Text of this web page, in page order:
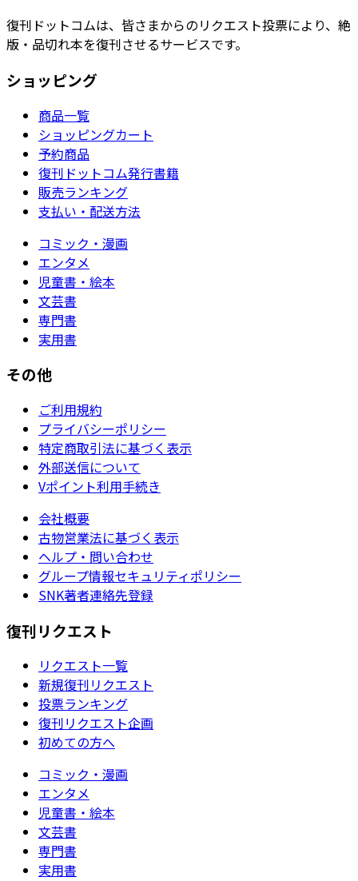
復刊ドットコムは、皆さまからのリクエスト投票により、絶
版・品切れ本を復刊させるサービスです。
ショッピング
商品一覧
ショッピングカート
予約商品
復刊ドットコム発行書籍
販売ランキング
支払い・配送方法
コミック・漫画
エンタメ
児童書・絵本
文芸書
専門書
実用書
その他
ご利用規約
プライバシーポリシー
特定商取引法に基づく表示
外部送信について
Vポイント利用手続き
会社概要
古物営業法に基づく表示
ヘルプ・問い合わせ
グループ情報セキュリティポリシー
SNK著者連絡先登録
復刊リクエスト
リクエスト一覧
新規復刊リクエスト
投票ランキング
復刊リクエスト企画
初めての方へ
コミック・漫画
エンタメ
児童書・絵本
文芸書
専門書
実用書